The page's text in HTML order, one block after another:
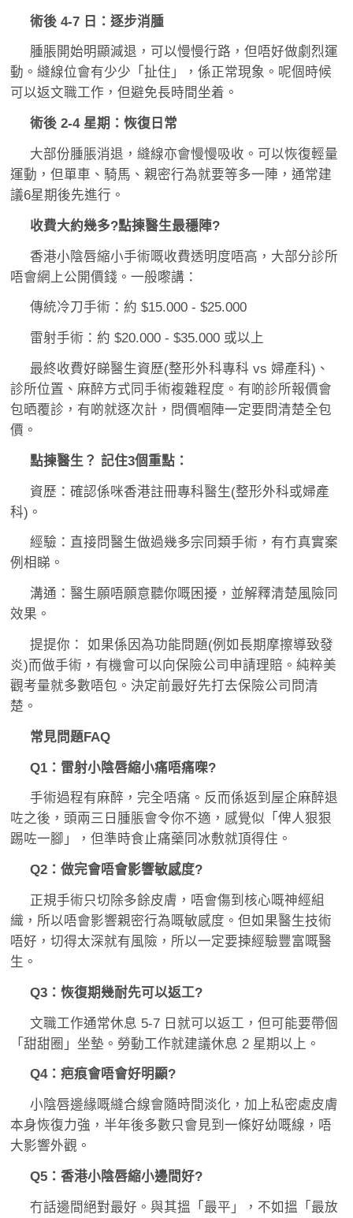
術後 4-7 日：逐步消腫
腫脹開始明顯減退，可以慢慢行路，但唔好做劇烈運
動。縫線位會有少少「扯住」，係正常現象。呢個時候
可以返文職工作，但避免長時間坐着。
術後 2-4 星期：恢復日常
大部份腫脹消退，縫線亦會慢慢吸收。可以恢復輕量
運動，但單車、騎馬、親密行為就要等多一陣，通常建
議6星期後先進行。
收費大約幾多?點揀醫生最穩陣?
香港小陰唇縮小手術嘅收費透明度唔高，大部分診所
唔會網上公開價錢。一般嚟講：
傳統冷刀手術：約 $15.000 - $25.000
雷射手術：約 $20.000 - $35.000 或以上
最終收費好睇醫生資歷(整形外科專科 vs 婦產科)、
診所位置、麻醉方式同手術複雜程度。有啲診所報價會
包晒覆診，有啲就逐次計，問價嗰陣一定要問清楚全包
價。
點揀醫生？ 記住3個重點：
資歷：確認係咪香港註冊專科醫生(整形外科或婦產
科)。
經驗：直接問醫生做過幾多宗同類手術，有冇真實案
例相睇。
溝通：醫生願唔願意聽你嘅困擾，並解釋清楚風險同
效果。
提提你： 如果係因為功能問題(例如長期摩擦導致發
炎)而做手術，有機會可以向保險公司申請理賠。純粹美
觀考量就多數唔包。決定前最好先打去保險公司問清
楚。
常見問題FAQ
Q1：雷射小陰唇縮小痛唔痛㗎?
手術過程有麻醉，完全唔痛。反而係返到屋企麻醉退
咗之後，頭兩三日腫脹會令你不適，感覺似「俾人狠狠
踢咗一腳」，但準時食止痛藥同冰敷就頂得住。
Q2：做完會唔會影響敏感度?
正規手術只切除多餘皮膚，唔會傷到核心嘅神經組
織，所以唔會影響親密行為嘅敏感度。但如果醫生技術
唔好，切得太深就有風險，所以一定要揀經驗豐富嘅醫
生。
Q3：恢復期幾耐先可以返工?
文職工作通常休息 5-7 日就可以返工，但可能要帶個
「甜甜圈」坐墊。勞動工作就建議休息 2 星期以上。
Q4：疤痕會唔會好明顯?
小陰唇邊緣嘅縫合線會隨時間淡化，加上私密處皮膚
本身恢復力強，半年後多數只會見到一條好幼嘅線，唔
大影響外觀。
Q5：香港小陰唇縮小邊間好?
冇話邊間絕對最好。與其搵「最平」，不如搵「最放